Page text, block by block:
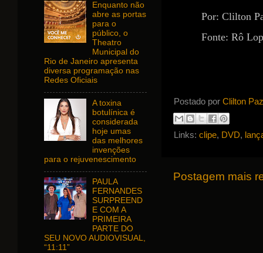
Por: Clilton
Fonte: Rô
Postado por Clilton Paz
Links: clipe, DVD,
Postagem mais
Enquanto não
abre as portas
para o
público, o
Theatro
Municipal do
Rio de Janeiro apresenta
diversa programação nas
Redes Oficiais
A toxina
botulínica é
considerada
hoje umas
das melhores
invenções
para o rejuvenescimento
PAULA
FERNANDES
SURPREEND
E COM A
PRIMEIRA
PARTE DO
SEU NOVO AUDIOVISUAL,
“11:11”